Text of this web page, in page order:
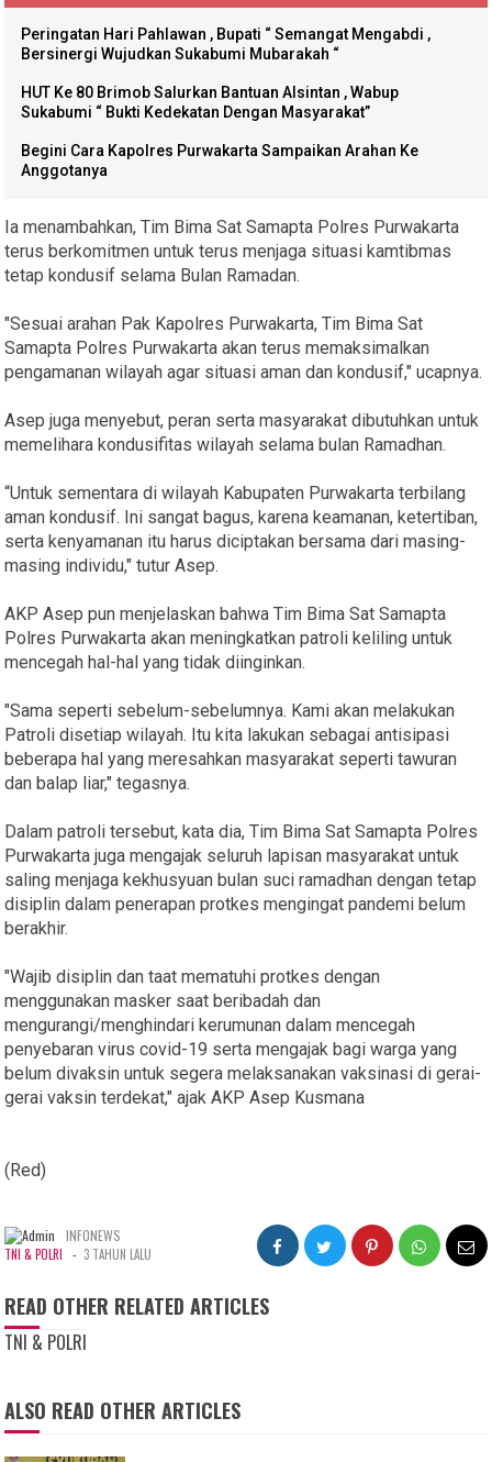
Peringatan Hari Pahlawan , Bupati “ Semangat Mengabdi ,
Bersinergi Wujudkan Sukabumi Mubarakah “
HUT Ke 80 Brimob Salurkan Bantuan Alsintan , Wabup
Sukabumi “ Bukti Kedekatan Dengan Masyarakat”
Begini Cara Kapolres Purwakarta Sampaikan Arahan Ke
Anggotanya
Ia menambahkan, Tim Bima Sat Samapta Polres Purwakarta
terus berkomitmen untuk terus menjaga situasi kamtibmas
tetap kondusif selama Bulan Ramadan.
"Sesuai arahan Pak Kapolres Purwakarta, Tim Bima Sat
Samapta Polres Purwakarta akan terus memaksimalkan
pengamanan wilayah agar situasi aman dan kondusif," ucapnya.
Asep juga menyebut, peran serta masyarakat dibutuhkan untuk
memelihara kondusifitas wilayah selama bulan Ramadhan.
“Untuk sementara di wilayah Kabupaten Purwakarta terbilang
aman kondusif. Ini sangat bagus, karena keamanan, ketertiban,
serta kenyamanan itu harus diciptakan bersama dari masing-
masing individu," tutur Asep.
AKP Asep pun menjelaskan bahwa Tim Bima Sat Samapta
Polres Purwakarta akan meningkatkan patroli keliling untuk
mencegah hal-hal yang tidak diinginkan.
"Sama seperti sebelum-sebelumnya. Kami akan melakukan
Patroli disetiap wilayah. Itu kita lakukan sebagai antisipasi
beberapa hal yang meresahkan masyarakat seperti tawuran
dan balap liar," tegasnya.
Dalam patroli tersebut, kata dia, Tim Bima Sat Samapta Polres
Purwakarta juga mengajak seluruh lapisan masyarakat untuk
saling menjaga kekhusyuan bulan suci ramadhan dengan tetap
disiplin dalam penerapan protkes mengingat pandemi belum
berakhir.
"Wajib disiplin dan taat mematuhi protkes dengan
menggunakan masker saat beribadah dan
mengurangi/menghindari kerumunan dalam mencegah
penyebaran virus covid-19 serta mengajak bagi warga yang
belum divaksin untuk segera melaksanakan vaksinasi di gerai-
gerai vaksin terdekat," ajak AKP Asep Kusmana
(Red)
INFONEWS
TNI & POLRI - 3 TAHUN LALU
READ OTHER RELATED ARTICLES
TNI & POLRI
ALSO READ OTHER ARTICLES